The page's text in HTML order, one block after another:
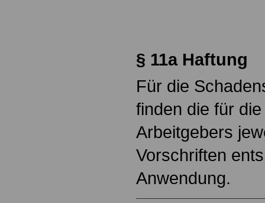
§ 11a Haftung
Für die
finden die für
Arbeitgebers
Vorschriften
Anwendung.